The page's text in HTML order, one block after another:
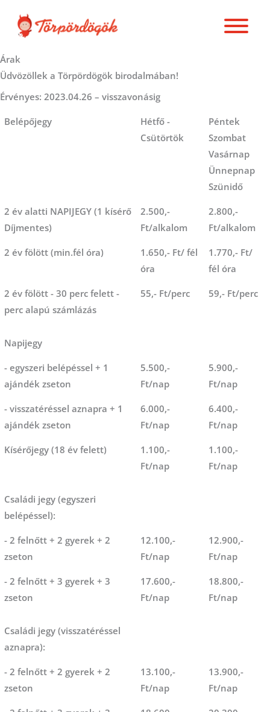
content
Árak
Üdvözöllek a Törpördögök birodalmában!
Érvényes: 2023.04.26 – visszavonásig
Belépőjegy
Hétfő -
Csütörtök
Péntek
Szombat
Vasárnap
Ünnepnap
Szünidő
2 év alatti NAPIJEGY (1 kísérő
Díjmentes)
2.500,-
Ft/alkalom
2.800,-
Ft/alkalom
2 év fölött (min.fél óra)
1.650,- Ft/ fél
óra
1.770,- Ft/
fél óra
2 év fölött - 30 perc felett -
perc alapú számlázás
55,- Ft/perc 59,- Ft/perc
Napijegy
- egyszeri belépéssel + 1
ajándék zseton
5.500,-
Ft/nap
5.900,-
Ft/nap
- visszatéréssel aznapra + 1
ajándék zseton
6.000,-
Ft/nap
6.400,-
Ft/nap
Kísérőjegy (18 év felett)
1.100,-
Ft/nap
1.100,-
Ft/nap
Családi jegy (egyszeri
belépéssel):
- 2 felnőtt + 2 gyerek + 2
zseton
12.100,-
Ft/nap
12.900,-
Ft/nap
- 2 felnőtt + 3 gyerek + 3
zseton
17.600,-
Ft/nap
18.800,-
Ft/nap
Családi jegy (visszatéréssel
aznapra):
- 2 felnőtt + 2 gyerek + 2
zseton
13.100,-
Ft/nap
13.900,-
Ft/nap